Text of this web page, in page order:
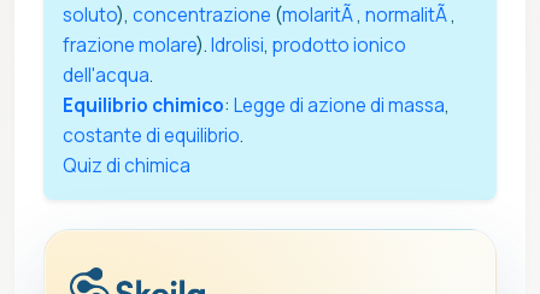
soluto), concentrazione (molaritÃ, normalitÃ,
frazione molare).Idrolisi, prodotto ionico
dell'acqua.
Equilibrio chimico: Legge di azione di massa,
costante di equilibrio.
Quiz di chimica